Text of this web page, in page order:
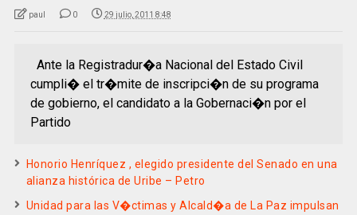
paul 0 29 julio, 2011 8:48
Ante la Registradur�a Nacional del Estado Civil
cumpli� el tr�mite de inscripci�n de su programa
de gobierno, el candidato a la Gobernaci�n por el
Partido
Honorio Henríquez , elegido presidente del Senado en una
alianza histórica de Uribe – Petro
Unidad para las V�ctimas y Alcald�a de La Paz impulsan